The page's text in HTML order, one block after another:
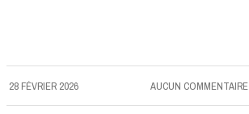
28 FÉVRIER 2026 AUCUN COMMENTAIRE